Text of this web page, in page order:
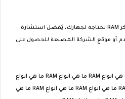
إذا كنت غير متأكد من أي نوع من ذواكر RAM تحتاجه لجهازك، يُفضل استشارة
أو موقع الشركة المصنعة للحصول على
ما هي انواع RAM ما هي انواع RAM ما هي انواع RAM ما هي انواع RAM ما هي انواع
RAM ما هي انواع RAM ما هي انواع RAM ما هي انواع RAM ما هي انواع RAM ما هي